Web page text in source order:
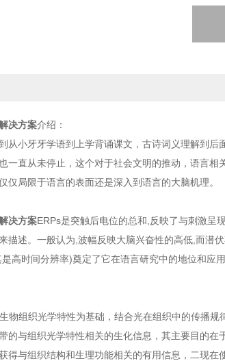
决方案介绍：
从小牙牙学语到上学背诵课文，古诗词义理解到
一直从未停止，这个对于社会文明的推动，语言
仅局限于语言的表面还是深入到语言的大脑机理。
决方案ERPs是突触后电位的总和,反映了与刺激呈
描述。一般认为,波幅反映大脑兴奋性的高低,而潜
高时间分辨率)奠定了它在语言研究中的地位和
物组织光学特性为基础，结合光在组织中的传播
的与组织光学特性相关的生化信息，其主要目的
得与组织结构和生理功能相关的有用信息，二现